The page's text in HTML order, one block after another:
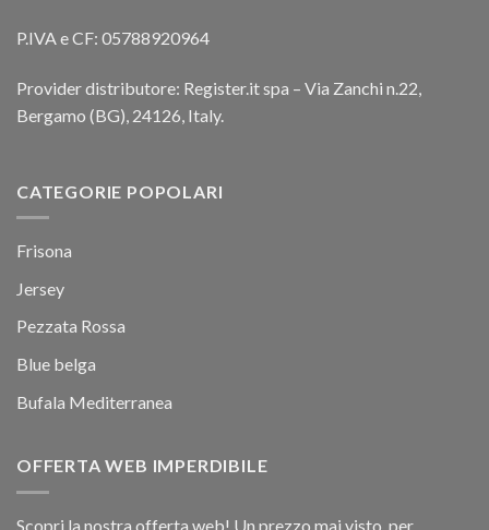
P.IVA e CF: 05788920964
Provider distributore: Register.it spa – Via Zanchi n.22,
Bergamo (BG), 24126, Italy.
CATEGORIE POPOLARI
Frisona
Jersey
Pezzata Rossa
Blue belga
Bufala Mediterranea
OFFERTA WEB IMPERDIBILE
Scopri la nostra offerta web! Un prezzo mai visto, per